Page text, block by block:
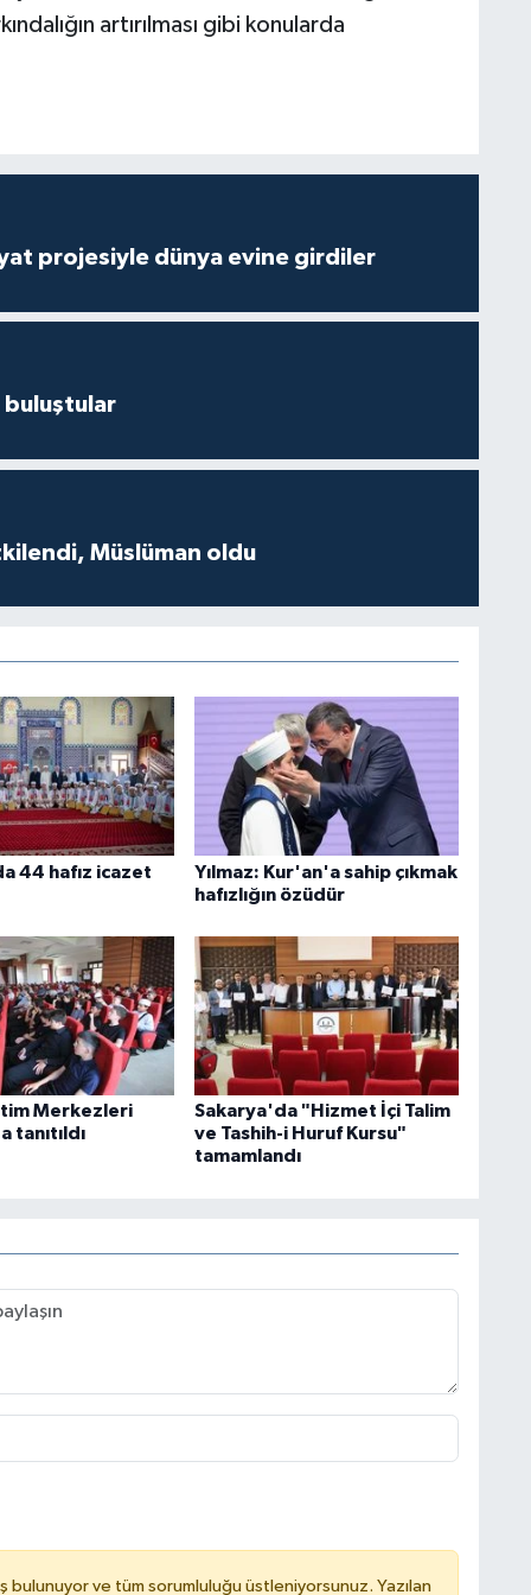
artırılması gibi konularda
projesiyle dünya evine girdiler
buluştular
Müslüman oldu
44 hafız icazet
Yılmaz: Kur'an'a sahip çıkmak
hafızlığın özüdür
Merkezleri
tanıtıldı
Sakarya'da "Hizmet İçi Talim
ve Tashih-i Huruf Kursu"
tamamlandı
bulunuyor ve tüm sorumluluğu üstleniyorsunuz. Yazılan